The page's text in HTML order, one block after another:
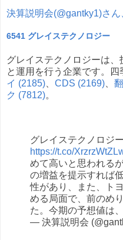
決算説明会(@gantky1)さ
6541 グレイステクノロジー
グレイステクノロジーは
と運用を行う企業です。四
イ (2185)
CDS (2169)
ク (7812)。
グレイステクノロジ
https://t.co/
めて高いと思われる
の増益を提示すれば
性があり、また、ト
める局面で、前のめ
た。今期の予想値は
— 決算説明会